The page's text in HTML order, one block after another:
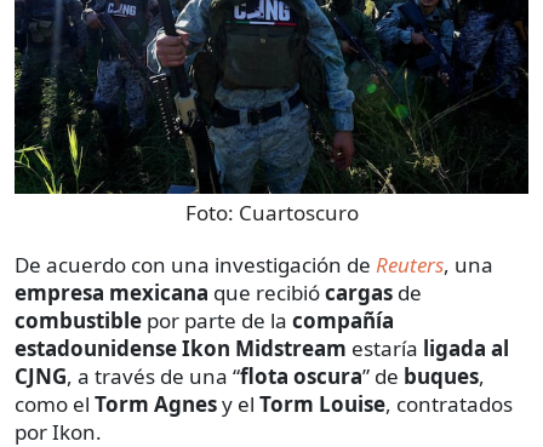
Foto: Cuartoscuro
De acuerdo con una investigación de Reuters, una
empresa mexicana que recibiócargas de
combustible por parte de la compañía
estadounidense Ikon Midstream estaría ligada al
CJNG, a través de una “flota oscura” de buques,
como el Torm Agnesy el Torm Louise, contratados
por Ikon.